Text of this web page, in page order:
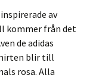
av
kommer från det
de adidas
blir till
rosa. Alla